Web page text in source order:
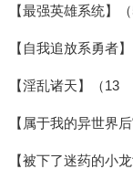
【最强英雄系统】
【自我追放系勇者
【淫乱诸天】（13
【属于我的异世界
【被下了迷药的小